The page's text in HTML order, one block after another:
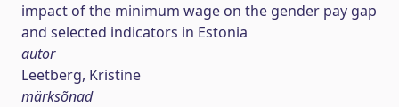
impact of the minimum wage on the gender pay gap
and selected indicators in Estonia
autor
Leetberg, Kristine
märksõnad